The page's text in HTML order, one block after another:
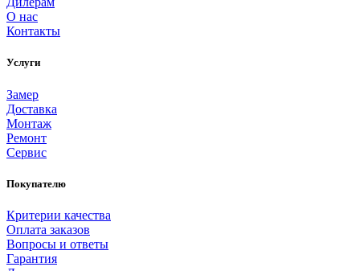
О нас
Контакты
Услуги
Замер
Доставка
Монтаж
Ремонт
Сервис
Покупателю
Критерии качества
Оплата заказов
Вопросы и ответы
Гарантия